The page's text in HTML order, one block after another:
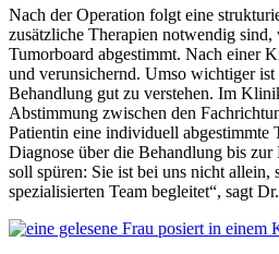
Nach der Operation folgt eine
zusätzliche Therapien notwendig sind,
Tumorboard abgestimmt. Nach einer
und verunsichernd. Umso wichtiger ist
Behandlung gut zu verstehen. Im
Abstimmung zwischen den
Patientin eine individuell abgestimmte
Diagnose über die Behandlung bis zur
soll spüren: Sie ist bei uns nicht allein,
spezialisierten Team begleitet“, sagt